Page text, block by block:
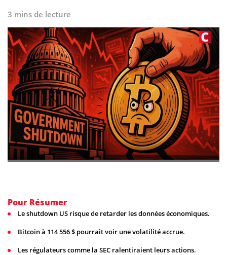
3 mins de lecture
Pour Résumer
Le shutdown US risque de retarder les données économiques.
Bitcoin à 114 556 $ pourrait voir une volatilité accrue.
Les régulateurs comme la SEC ralentiraient leurs actions.